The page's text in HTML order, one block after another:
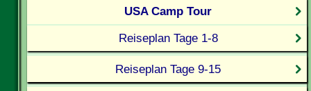
USA Camp Tour
Reiseplan Tage 1-8
Reiseplan Tage 9-15